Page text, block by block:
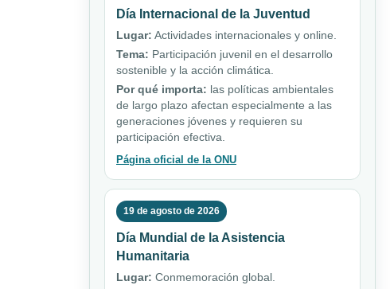
Día Internacional de la Juventud
Lugar: Actividades internacionales y online.
Tema: Participación juvenil en el desarrollo
sostenible y la acción climática.
Por qué importa: las políticas ambientales
de largo plazo afectan especialmente a las
generaciones jóvenes y requieren su
participación efectiva.
Página oficial de la ONU
19 de agosto de 2026
Día Mundial de la Asistencia
Humanitaria
Lugar: Conmemoración global.